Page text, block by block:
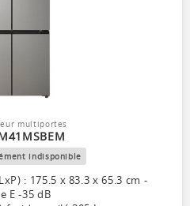
multiportes
indisponible
: 175.5 x 83.3 x 65.3 cm -
E -35 dB